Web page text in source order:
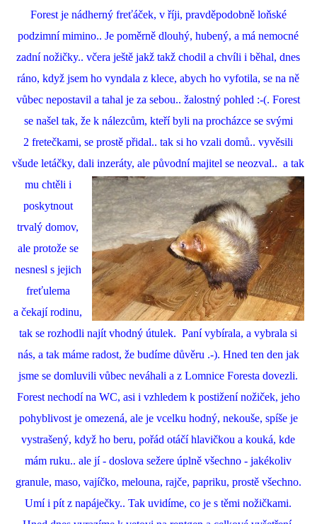
Forest je nádherný freťáček, v říji, pravděpodobně loňské
podzimní mimino.. Je poměrně dlouhý, hubený, a má nemocné
zadní nožičky.. včera ještě jakž takž chodil a chvíli i běhal, dnes
ráno, když jsem ho vyndala z klece, abych ho vyfotila, se na ně
vůbec nepostavil a tahal je za sebou.. žalostný pohled :-(. Forest
se našel tak, že k nálezcům, kteří byli na procházce se svými
2 fretečkami, se prostě přidal.. tak si ho vzali domů.. vyvěsili
všude letáčky, dali inzeráty, ale původní majitel se neozval.. a tak
mu chtěli i
poskytnout
trvalý domov,
ale protože se
nesnesl s jejich
freťulema
a čekají rodinu,
tak se rozhodli najít vhodný útulek. Paní vybírala, a vybrala si
nás, a tak máme radost, že budíme důvěru .-). Hned ten den jak
jsme se domluvili vůbec neváhali a z Lomnice Foresta dovezli.
Forest nechodí na WC, asi i vzhledem k postižení nožiček, jeho
pohyblivost je omezená, ale je vcelku hodný, nekouše, spíše je
vystrašený, když ho beru, pořád otáčí hlavičkou a kouká, kde
mám ruku.. ale jí - doslova sežere úplně všechno - jakékoliv
granule, maso, vajíčko, melouna, rajče, papriku, prostě všechno.
Umí i pít z napáječky.. Tak uvidíme, co je s těmi nožičkami.